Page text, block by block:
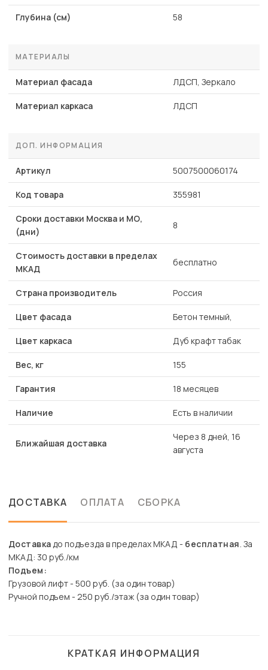
Глубина (см) 58
МАТЕРИАЛЫ
Материал фасада ЛДСП, Зеркало
Материал каркаса ЛДСП
ДОП. ИНФОРМАЦИЯ
Артикул 5007500060174
Код товара 355981
Сроки доставки Москва и МО,
(дни)
8
Стоимость доставки в пределах
МКАД
бесплатно
Страна производитель Россия
Цвет фасада Бетон темный,
Цвет каркаса Дуб крафт табак
Вес, кг 155
Гарантия 18 месяцев
Наличие Есть в наличии
Ближайшая доставка
Через 8 дней, 16
августа
ДОСТАВКА ОПЛАТА СБОРКА
Доставкадо подъезда в пределах МКАД - бесплатная. За
МКАД: 30 руб./км
Подъем:
Грузовой лифт - 500 руб. (за один товар)
Ручной подъем - 250 руб./этаж (за один товар)
КРАТКАЯ ИНФОРМАЦИЯ